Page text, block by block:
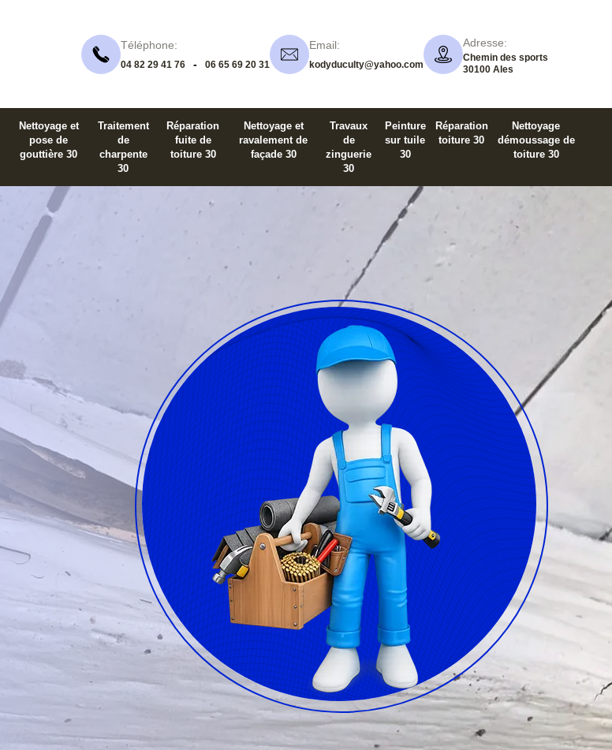
Téléphone:
04 82 29 41 76 - 06 65 69 20 31
Email:
kodyduculty@yahoo.com
Adresse:
Chemin des sports
30100 Ales
Nettoyage et
pose de
gouttière 30
Traitement
de
charpente
30
Réparation
fuite de
toiture 30
Nettoyage et
ravalement de
façade 30
Travaux
de
zinguerie
30
Peinture
sur tuile
30
Réparation
toiture 30
Nettoyage
démoussage de
toiture 30